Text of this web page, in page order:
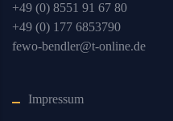
+49 (0) 8551 91 67 80
+49 (0) 177 6853790
fewo-bendler@t-online.de
Impressum